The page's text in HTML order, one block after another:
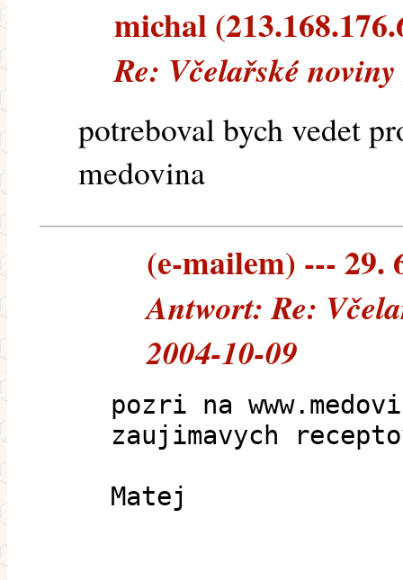
michal
Re: Včelařské
potreboval bych vedet
medovina
(e-mailem) --- 29.
Antwort: Re:
2004-10-09
pozri na
zaujimavych
Matej